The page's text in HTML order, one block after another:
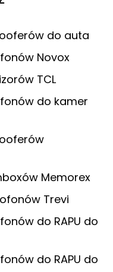
do auta
Novox
TCL
do kamer
Memorex
Trevi
do RAPU do
do RAPU do